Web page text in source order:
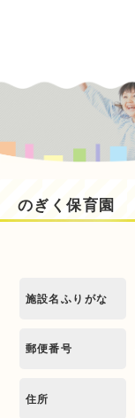
のぎく保育園
施設名ふりがな
郵便番号
住所